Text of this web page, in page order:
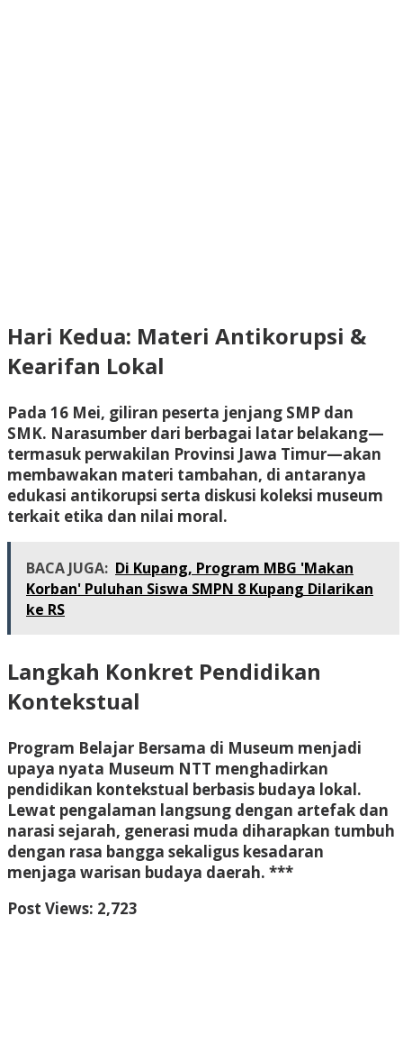
Hari Kedua: Materi Antikorupsi &
Kearifan Lokal
Pada 16 Mei, giliran peserta jenjang SMP dan
SMK. Narasumber dari berbagai latar belakang—
termasuk perwakilan Provinsi Jawa Timur—akan
membawakan materi tambahan, di antaranya
edukasi antikorupsi serta diskusi koleksi museum
terkait etika dan nilai moral.
BACA JUGA: Di Kupang, Program MBG 'Makan
Korban' Puluhan Siswa SMPN 8 Kupang Dilarikan
ke RS
Langkah Konkret Pendidikan
Kontekstual
Program Belajar Bersama di Museum menjadi
upaya nyata Museum NTT menghadirkan
pendidikan kontekstual berbasis budaya lokal.
Lewat pengalaman langsung dengan artefak dan
narasi sejarah, generasi muda diharapkan tumbuh
dengan rasa bangga sekaligus kesadaran
menjaga warisan budaya daerah. ***
Post Views: 2,723